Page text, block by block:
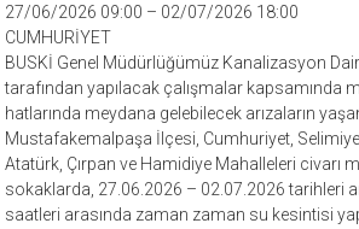
27/06/2026 09:00 – 02/07/2026 18:00
CUMHURİYET
BUSKİ Genel Müdürlüğümüz Kanalizasyon
tarafından yapılacak çalışmalar kapsamında
hatlarında meydana gelebilecek arızaların
Mustafakemalpaşa İlçesi, Cumhuriyet,
Atatürk, Çırpan ve Hamidiye Mahalleleri civarı
sokaklarda, 27.06.2026 – 02.07.2026 tarihleri
saatleri arasında zaman zaman su kesintisi